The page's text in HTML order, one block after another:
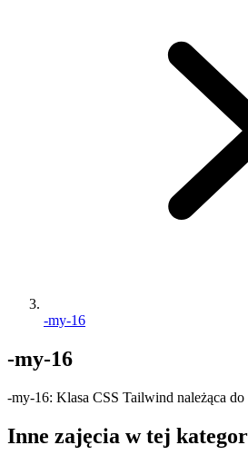
-my-16
-my-16
-my-16: Klasa CSS Tailwind należąca
Inne zajęcia w tej